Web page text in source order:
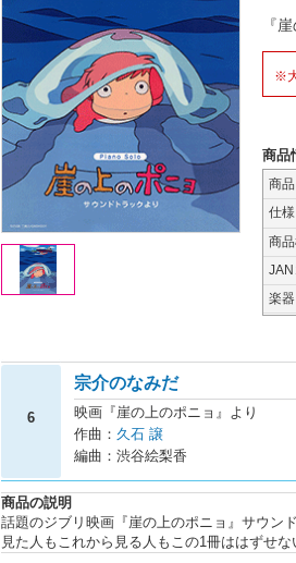
『
※
商品
商
仕様
商
JAN
楽器
6
宗介のなみだ
映画『崖の上のポニョ』より
作曲： 久石 譲
編曲：渋谷絵梨香
商品の説明
話題のジブリ映画『崖の上のポニョ』サウン
見た人もこれから見る人もこの1冊ははずせな